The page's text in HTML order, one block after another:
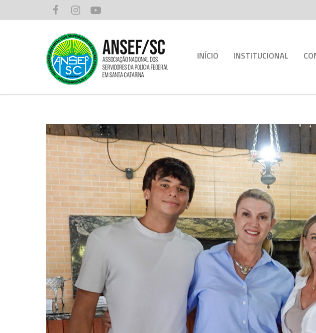
INÍCIO INSTITUCIONAL